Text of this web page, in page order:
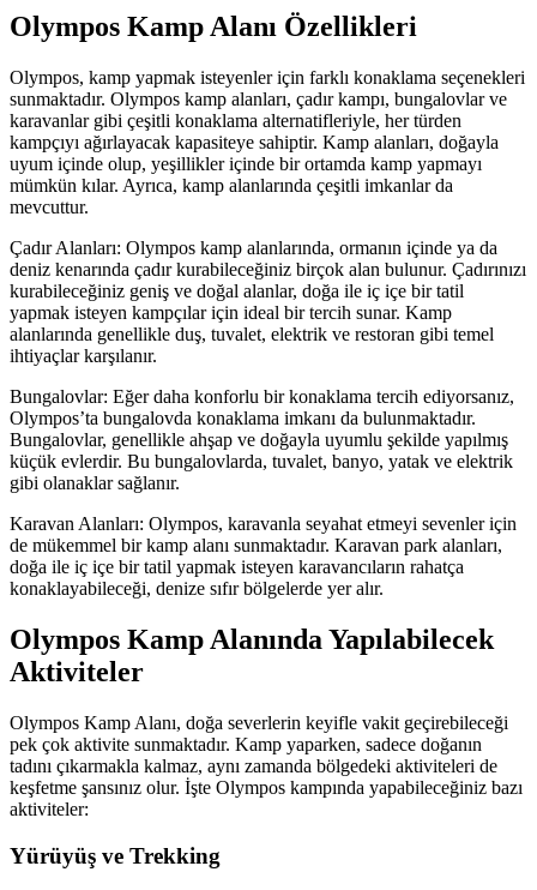
Olympos Kamp Alanı Özellikleri
Olympos, kamp yapmak isteyenler için farklı konaklama seçenekleri
sunmaktadır. Olympos kamp alanları, çadır kampı, bungalovlar ve
karavanlar gibi çeşitli konaklama alternatifleriyle, her türden
kampçıyı ağırlayacak kapasiteye sahiptir. Kamp alanları, doğayla
uyum içinde olup, yeşillikler içinde bir ortamda kamp yapmayı
mümkün kılar. Ayrıca, kamp alanlarında çeşitli imkanlar da
mevcuttur.
Çadır Alanları: Olympos kamp alanlarında, ormanın içinde ya da
deniz kenarında çadır kurabileceğiniz birçok alan bulunur. Çadırınızı
kurabileceğiniz geniş ve doğal alanlar, doğa ile iç içe bir tatil
yapmak isteyen kampçılar için ideal bir tercih sunar. Kamp
alanlarında genellikle duş, tuvalet, elektrik ve restoran gibi temel
ihtiyaçlar karşılanır.
Bungalovlar: Eğer daha konforlu bir konaklama tercih ediyorsanız,
Olympos’ta bungalovda konaklama imkanı da bulunmaktadır.
Bungalovlar, genellikle ahşap ve doğayla uyumlu şekilde yapılmış
küçük evlerdir. Bu bungalovlarda, tuvalet, banyo, yatak ve elektrik
gibi olanaklar sağlanır.
Karavan Alanları: Olympos, karavanla seyahat etmeyi sevenler için
de mükemmel bir kamp alanı sunmaktadır. Karavan park alanları,
doğa ile iç içe bir tatil yapmak isteyen karavancıların rahatça
konaklayabileceği, denize sıfır bölgelerde yer alır.
Olympos Kamp Alanında Yapılabilecek
Aktiviteler
Olympos Kamp Alanı, doğa severlerin keyifle vakit geçirebileceği
pek çok aktivite sunmaktadır. Kamp yaparken, sadece doğanın
tadını çıkarmakla kalmaz, aynı zamanda bölgedeki aktiviteleri de
keşfetme şansınız olur. İşte Olympos kampında yapabileceğiniz bazı
aktiviteler:
Yürüyüş ve Trekking